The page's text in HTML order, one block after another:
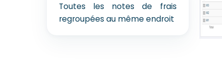
Toutes les notes de frais
regroupées au même endroit